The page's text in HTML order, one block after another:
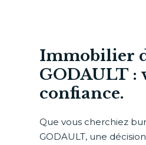
Immobilier
GODAULT :
confiance.
Que vous cherchiez
GODAULT, une